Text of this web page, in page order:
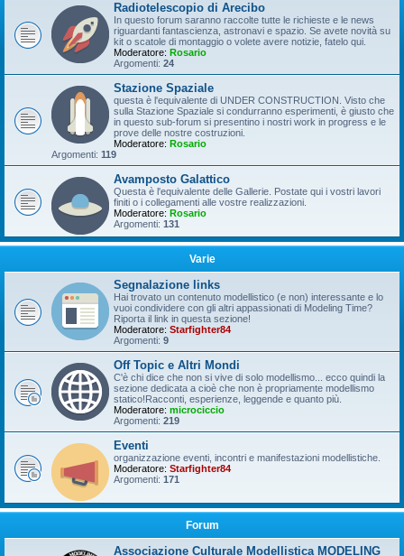
Radiotelescopio di Arecibo
In questo forum saranno raccolte tutte le richieste e le news
riguardanti fantascienza, astronavi e spazio. Se avete novità su
kit o scatole di montaggio o volete avere notizie, fatelo qui.
Moderatore: Rosario
Argomenti: 24
Stazione Spaziale
questa è l'equivalente di UNDER CONSTRUCTION. Visto che
sulla Stazione Spaziale si condurranno esperimenti, è giusto che
in questo sub-forum si presentino i nostri work in progress e le
prove delle nostre costruzioni.
Moderatore: Rosario
Argomenti: 119
Avamposto Galattico
Questa è l'equivalente delle Gallerie. Postate qui i vostri lavori
finiti o i collegamenti alle vostre realizzazioni.
Moderatore: Rosario
Argomenti: 131
Varie
Segnalazione links
Hai trovato un contenuto modellistico (e non) interessante e lo
vuoi condividere con gli altri appassionati di Modeling Time?
Riporta il link in questa sezione!
Moderatore: Starfighter84
Argomenti: 9
Off Topic e Altri Mondi
C'è chi dice che non si vive di solo modellismo... ecco quindi la
sezione dedicata a cioè che non è propriamente modellismo
statico!Racconti, esperienze, leggende e quanto più.
Moderatore: microciccio
Argomenti: 219
Eventi
organizzazione eventi, incontri e manifestazioni modellistiche.
Moderatore: Starfighter84
Argomenti: 171
Forum
Associazione Culturale Modellistica MODELING